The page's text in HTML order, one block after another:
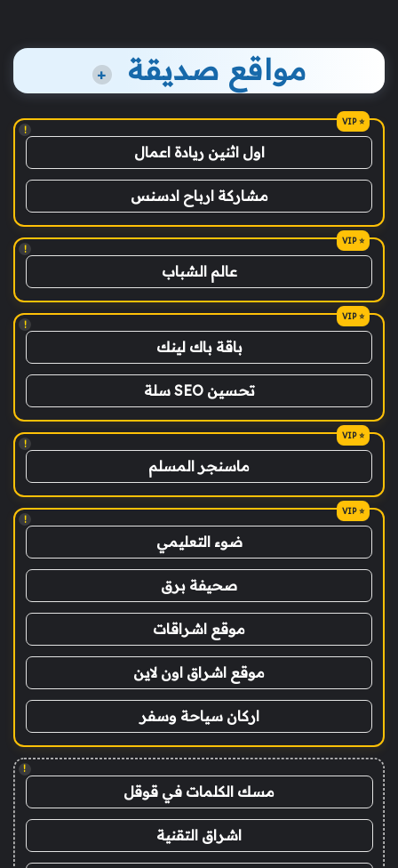
مواقع صديقة +
!
اول اثنين ريادة اعمال
مشاركة ارباح ادسنس
!
عالم الشباب
!
باقة باك لينك
تحسين SEO سلة
!
ماسنجر المسلم
!
ضوء التعليمي
صحيفة برق
موقع اشراقات
موقع اشراق اون لاين
اركان سياحة وسفر
!
مسك الكلمات في قوقل
اشراق التقنية